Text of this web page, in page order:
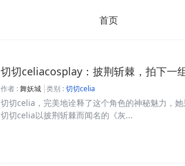
首页
切切celiacosplay：披荆斩棘，拍下一
作者 :舞妖城 类别 :切切celia
切切celia，完美地诠释了这个角色的神秘魅力，
切切celia以披荆斩棘而闻名的《灰...